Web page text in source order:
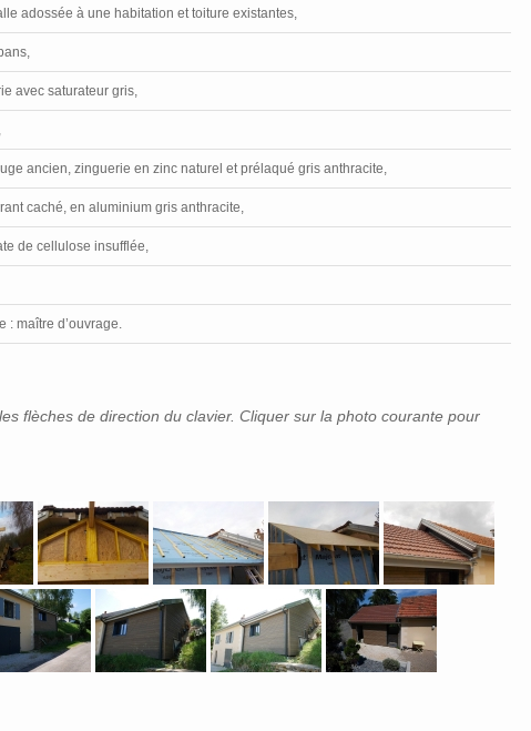
adossée à une habitation et toiture existantes,
avec saturateur gris,
ancien, zinguerie en zinc naturel et prélaqué gris anthracite,
caché, en aluminium gris anthracite,
de cellulose insufflée,
: maître d’ouvrage.
flèches de direction du clavier. Cliquer sur la photo courante pour